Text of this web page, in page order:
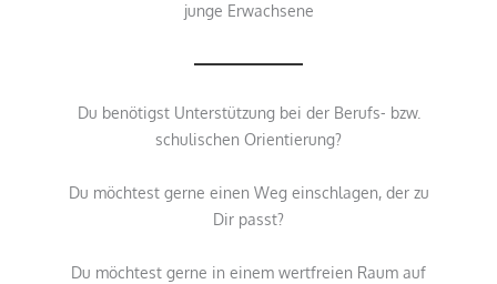
junge Erwachsene
Du benötigst Unterstützung bei der Berufs- bzw.
schulischen Orientierung?
Du möchtest gerne einen Weg einschlagen, der zu
Dir passt?
Du möchtest gerne in einem wertfreien Raum auf